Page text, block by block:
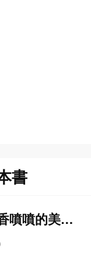
書
噴噴的美食